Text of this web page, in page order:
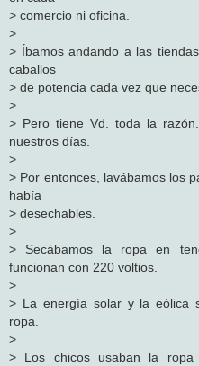
> comercio ni oficina.
>
> Íbamos andando a las
caballos
> de potencia cada vez que
>
> Pero tiene Vd. toda la
nuestros días.
>
> Por entonces, lavábamos los
había
> desechables.
>
> Secábamos la ropa en
funcionan con 220 voltios.
>
> La energía solar y la eólica
ropa.
>
> Los chicos usaban la